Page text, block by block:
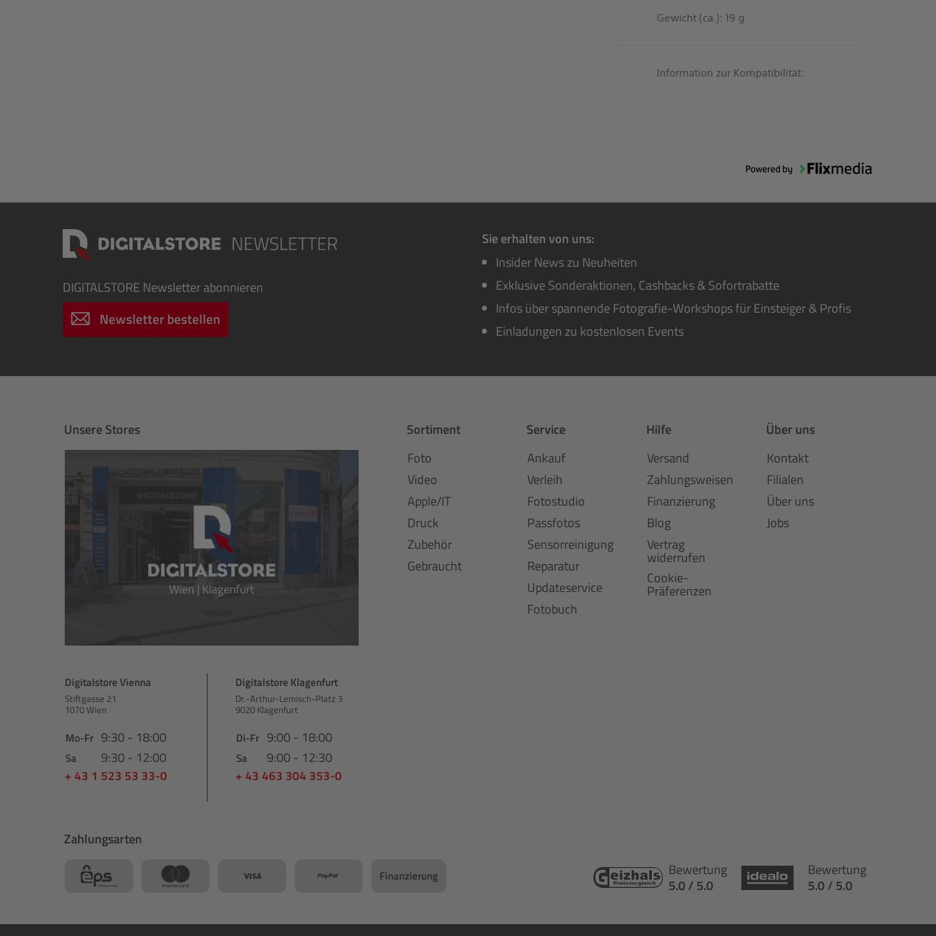
Gewicht (ca.): 19 g
Information zur Kompatibilität:
DIGITALSTORE Newsletter abonnieren
Newsletter bestellen
Sie erhalten von uns:
Insider News zu Neuheiten
Exklusive Sonderaktionen, Cashbacks & Sofortrabatte
Infos über spannende Fotografie-Workshops für Einsteiger & Profis
Einladungen zu kostenlosen Events
Unsere Stores
Digitalstore Vienna
Stiftgasse 21
1070 Wien
Mo-Fr 9:30 - 18:00
Sa 9:30 - 12:00
+ 43 1 523 53 33-0
Digitalstore Klagenfurt
Dr.-Arthur-Lemisch-Platz 3
9020 Klagenfurt
Di-Fr 9:00 - 18:00
Sa 9:00 - 12:30
+ 43 463 304 353-0
Sortiment
Foto
Video
Apple/IT
Druck
Zubehör
Gebraucht
Service
Ankauf
Verleih
Fotostudio
Passfotos
Sensorreinigung
Reparatur
Updateservice
Fotobuch
Hilfe
Versand
Zahlungsweisen
Finanzierung
Blog
Vertrag
widerrufen
Cookie-
Präferenzen
Über uns
Kontakt
Filialen
Über uns
Jobs
Zahlungsarten
Finanzierung
Bewertung
5.0 / 5.0
Bewertung
5.0 / 5.0